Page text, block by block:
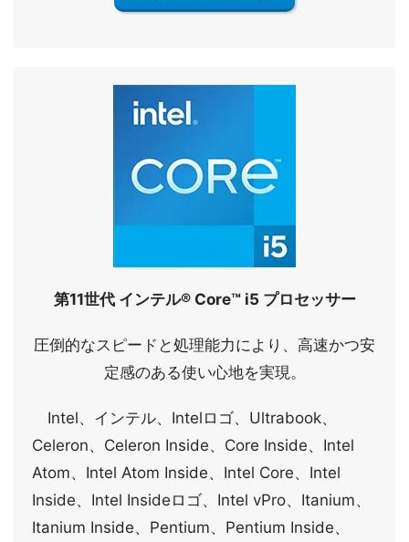
第11世代 インテル® Core™ i5 プロセッサー
圧倒的なスピードと処理能力により、高速かつ安
定感のある使い心地を実現。
Intel、インテル、Intelロゴ、Ultrabook、
Celeron、Celeron Inside、Core Inside、Intel
Atom、Intel Atom Inside、Intel Core、Intel
Inside、Intel Insideロゴ、Intel vPro、Itanium、
Itanium Inside、Pentium、Pentium Inside、